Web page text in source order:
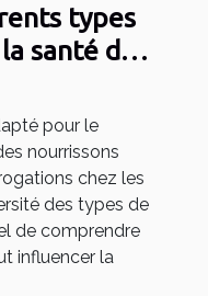
types
santé de
pour le
nourrissons
chez les
des types de
de comprendre
influencer la